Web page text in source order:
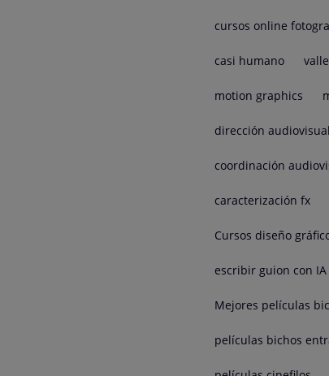
cursos online
casi humano
motion graphics
dirección audiovisual
coordinación
caracterización fx
Cursos diseño
escribir guion con IA
Mejores películas
películas bichos